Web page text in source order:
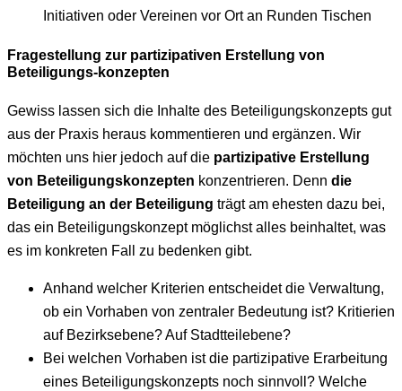
Initiativen oder Vereinen vor Ort an Runden Tischen
Fragestellung zur partizipativen Erstellung von
Beteiligungs-konzepten
Gewiss lassen sich die Inhalte des Beteiligungskonzepts gut
aus der Praxis heraus kommentieren und ergänzen. Wir
möchten uns hier jedoch auf die partizipative Erstellung
von Beteiligungskonzepten konzentrieren. Denn die
Beteiligung an der Beteiligung trägt am ehesten dazu bei,
das ein Beteiligungskonzept möglichst alles beinhaltet, was
es im konkreten Fall zu bedenken gibt.
Anhand welcher Kriterien entscheidet die Verwaltung,
ob ein Vorhaben von zentraler Bedeutung ist? Kritierien
auf Bezirksebene? Auf Stadtteilebene?
Bei welchen Vorhaben ist die partizipative Erarbeitung
eines Beteiligungskonzepts noch sinnvoll? Welche